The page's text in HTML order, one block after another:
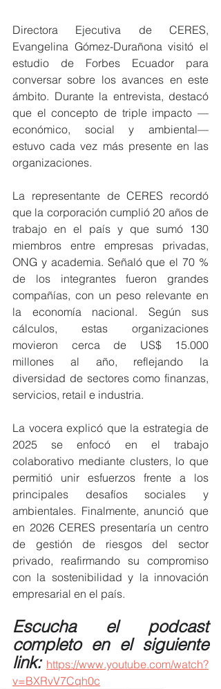
Directora Ejecutiva de CERES,
Evangelina Gómez-Durañona visitó el
estudio de Forbes Ecuador para
conversar sobre los avances en este
ámbito. Durante la entrevista, destacó
que el concepto de triple impacto —
económico, social y ambiental—
estuvo cada vez más presente en las
organizaciones.
La representante de CERES recordó
que la corporación cumplió 20 años de
trabajo en el país y que sumó 130
miembros entre empresas privadas,
ONG y academia. Señaló que el 70 %
de los integrantes fueron grandes
compañías, con un peso relevante en
la economía nacional. Según sus
cálculos, estas organizaciones
movieron cerca de US$ 15.000
millones al año, reflejando la
diversidad de sectores como finanzas,
servicios, retail e industria.
La vocera explicó que la estrategia de
2025 se enfocó en el trabajo
colaborativo mediante clusters, lo que
permitió unir esfuerzos frente a los
principales desafíos sociales y
ambientales. Finalmente, anunció que
en 2026 CERES presentaría un centro
de gestión de riesgos del sector
privado, reafirmando su compromiso
con la sostenibilidad y la innovación
empresarial en el país.
Escucha el podcast
completo en el siguiente
link: https://www.youtube.com/watch?
v=BXRvV7Cqh0c